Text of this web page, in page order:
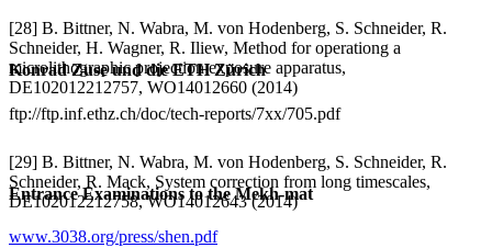
Konrad Zuse und die ETH Zürich
ftp://ftp.inf.ethz.ch/doc/tech-reports/7xx/705.pdf
Entrance Examinations to the Mekh-mat
www.3038.org/press/shen.pdf
[28] B. Bittner, N. Wabra, M. von Hodenberg, S. Schneider, R.
Schneider, H. Wagner, R. Iliew, Method for operationg a
microlithographic projection exposure apparatus,
DE102012212757, WO14012660 (2014)
[29] B. Bittner, N. Wabra, M. von Hodenberg, S. Schneider, R.
Schneider, R. Mack, System correction from long timescales,
DE102012212758, WO14012643 (2014)